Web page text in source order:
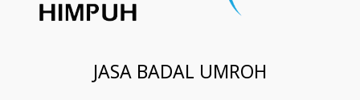
JASA BADAL UMROH